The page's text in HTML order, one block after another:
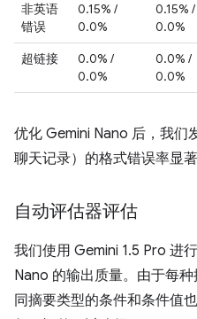
非英语
错误
0.15% /
0.0%
0.15% /
0.0%
超链接
0.0% /
0.0%
0.0% /
0.0%
优化 Gemini Nano 后，我们
聊天记录）的格式错误率显著
自动评估器评估
我们使用 Gemini 1.5 Pro 进
Nano 的输出质量。由于每
同摘要类型的条件和条件值